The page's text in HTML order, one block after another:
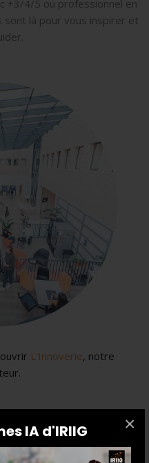
IA d'IRIIG ×
+3/4/5 ou professionnel en
là pour vous inspirer et
L'Innoverie, notre